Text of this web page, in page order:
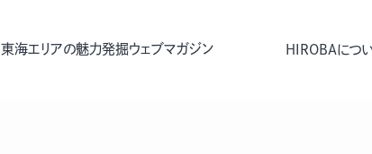
東海エリアの魅力発掘ウェブマガジン HIROBAにつ